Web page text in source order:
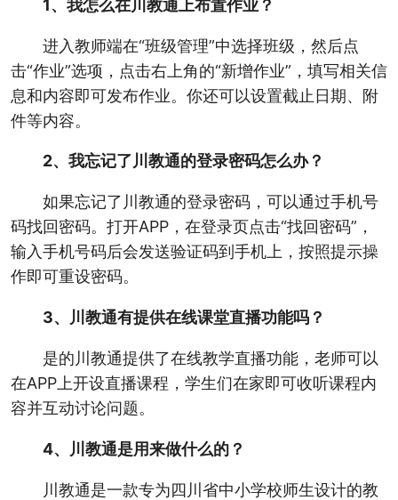
1、我怎么在川教通上布置作业？
进入教师端在“班级管理”中选择班级，然后点
击“作业”选项，点击右上角的“新增作业”，填写相关信
息和内容即可发布作业。你还可以设置截止日期、附
件等内容。
2、我忘记了川教通的登录密码怎么办？
如果忘记了川教通的登录密码，可以通过手机号
码找回密码。打开APP，在登录页点击“找回密码”，
输入手机号码后会发送验证码到手机上，按照提示操
作即可重设密码。
3、川教通有提供在线课堂直播功能吗？
是的川教通提供了在线教学直播功能，老师可以
在APP上开设直播课程，学生们在家即可收听课程内
容并互动讨论问题。
4、川教通是用来做什么的？
川教通是一款专为四川省中小学校师生设计的教